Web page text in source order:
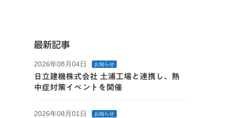
最新記事
2026年08月04日 お知らせ
日立建機株式会社 土浦工場と連携し、熱
中症対策イベントを開催
2026年08月01日 お知らせ